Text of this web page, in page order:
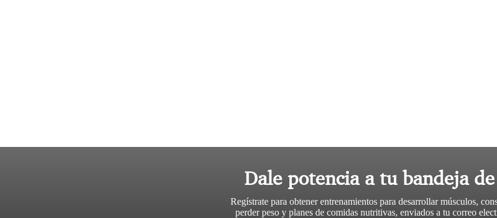
Dale potencia a tu bandeja
Regístrate para obtener entrenamientos para desarrollar músculos,
perder peso y planes de comidas nutritivas, enviados a tu correo